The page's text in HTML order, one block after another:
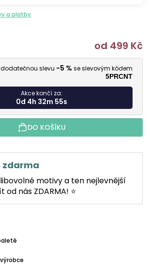
a platby
od 499 Kč
dodatečnou slevu -5 % se slevovým kódem
5PRCNT
Akce končí za:
0d 4h 32m 54s
DO KOŠÍKU
zdarma
libovolné motivy a ten nejlevnější
nás ZDARMA! ⭐